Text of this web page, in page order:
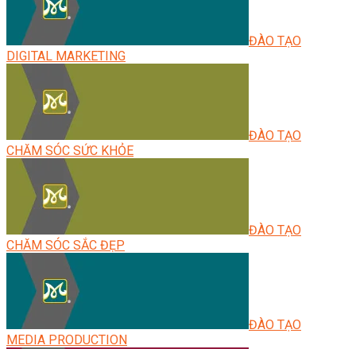
ĐÀO TẠO
DIGITAL MARKETING
ĐÀO TẠO
CHĂM SÓC SỨC KHỎE
ĐÀO TẠO
CHĂM SÓC SẮC ĐẸP
ĐÀO TẠO
MEDIA PRODUCTION